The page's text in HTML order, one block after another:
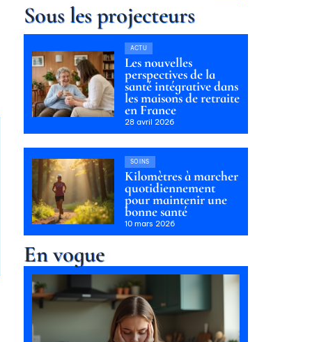
Sous les projecteurs
ACTU
Les nouvelles
perspectives de la
santé intégrative dans
les maisons de retraite
en France
28 avril 2026
SOINS
Kilomètres à marcher
quotidiennement
pour maintenir une
bonne santé
10 mars 2026
En vogue